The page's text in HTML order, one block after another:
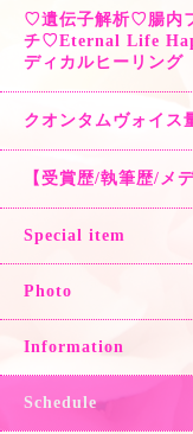
♡遺伝子解析♡腸内
チ♡Eternal Life
ディカルヒーリング
クオンタムヴォイス
【受賞歴/執筆歴/メ
Special item
Photo
Information
Schedule